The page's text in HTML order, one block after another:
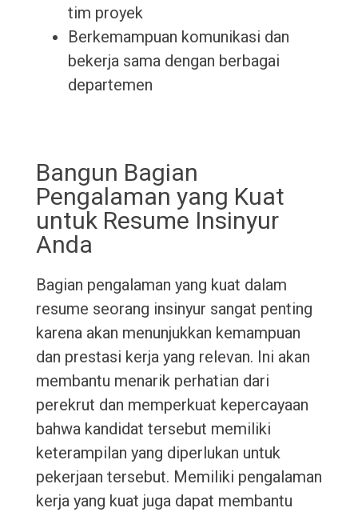
tim proyek
Berkemampuan komunikasi dan
bekerja sama dengan berbagai
departemen
Bangun Bagian
Pengalaman yang Kuat
untuk Resume Insinyur
Anda
Bagian pengalaman yang kuat dalam
resume seorang insinyur sangat penting
karena akan menunjukkan kemampuan
dan prestasi kerja yang relevan. Ini akan
membantu menarik perhatian dari
perekrut dan memperkuat kepercayaan
bahwa kandidat tersebut memiliki
keterampilan yang diperlukan untuk
pekerjaan tersebut. Memiliki pengalaman
kerja yang kuat juga dapat membantu